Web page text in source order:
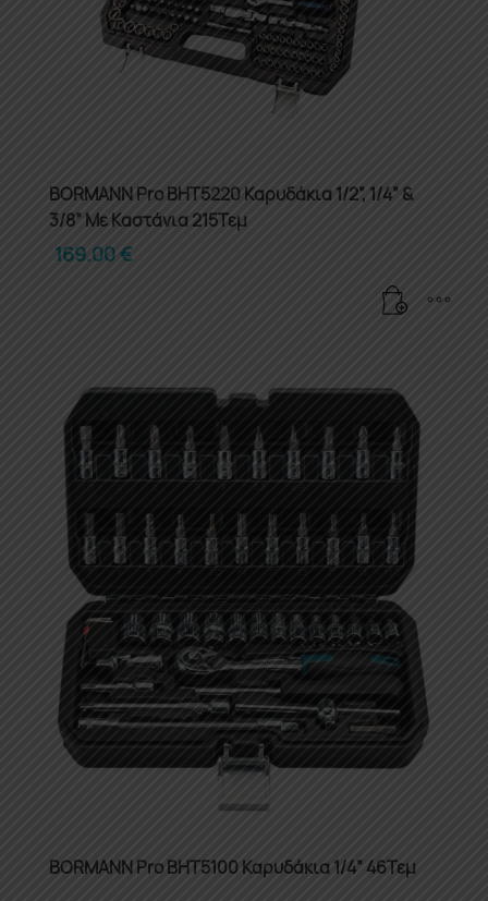
BORMANN Pro BHT5220 Καρυδάκια 1/2”, 1/4” &
3/8” Με Καστάνια 215Τεμ
169.00€
BORMANN Pro BHT5100 Καρυδάκια 1/4” 46Τεμ